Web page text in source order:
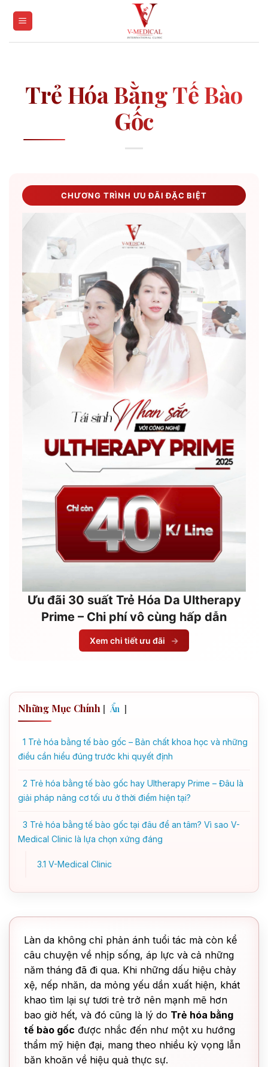
Trẻ Hóa Bằng Tế Bào
Gốc
CHƯƠNG TRÌNH ƯU ĐÃI ĐẶC BIỆT
Ưu đãi 30 suất Trẻ Hóa Da Ultherapy
Prime – Chi phí vô cùng hấp dẫn
Xem chi tiết ưu đãi →
Những Mục Chính [ Ẩn ]
1 Trẻ hóa bằng tế bào gốc – Bản chất khoa học và những
điều cần hiểu đúng trước khi quyết định
2 Trẻ hóa bằng tế bào gốc hay Ultherapy Prime – Đâu là
giải pháp nâng cơ tối ưu ở thời điểm hiện tại?
3 Trẻ hóa bằng tế bào gốc tại đâu để an tâm? Vì sao V-
Medical Clinic là lựa chọn xứng đáng
3.1 V-Medical Clinic
Làn da không chỉ phản ánh tuổi tác mà còn kể
câu chuyện về nhịp sống, áp lực và cả những
năm tháng đã đi qua. Khi những dấu hiệu chảy
xệ, nếp nhăn, da mỏng yếu dần xuất hiện, khát
khao tìm lại sự tươi trẻ trở nên mạnh mẽ hơn
bao giờ hết, và đó cũng là lý do Trẻ hóa bằng
tế bào gốc được nhắc đến như một xu hướng
thẩm mỹ hiện đại, mang theo nhiều kỳ vọng lẫn
băn khoăn về hiệu quả thực sự.